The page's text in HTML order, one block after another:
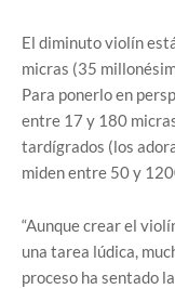
El diminuto violín
micras (35
Para ponerlo en
entre 17 y 180
tardígrados (los
miden entre 50 y
“Aunque crear el
una tarea lúdica,
proceso ha sentado